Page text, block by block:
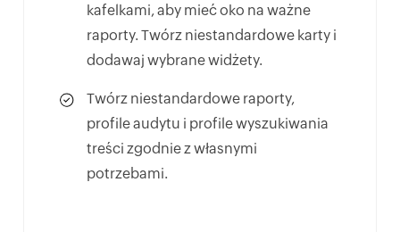
kafelkami, aby mieć oko na ważne
raporty. Twórz niestandardowe karty i
dodawaj wybrane widżety.
Twórz niestandardowe raporty,
profile audytu i profile wyszukiwania
treści zgodnie z własnymi
potrzebami.